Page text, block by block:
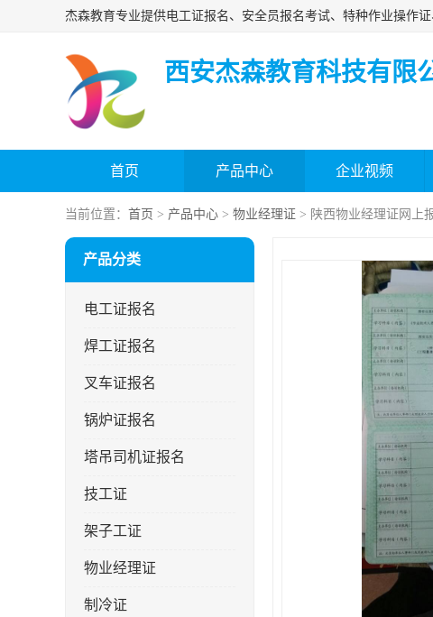
西安杰森教育科技有限
首页 产品中心 企业视频
当前位置： 首页 > 产品中心 > 物业经理证 > 陕西物业经理证网上
产品分类
电工证报名
焊工证报名
叉车证报名
锅炉证报名
塔吊司机证报名
技工证
架子工证
物业经理证
制冷证